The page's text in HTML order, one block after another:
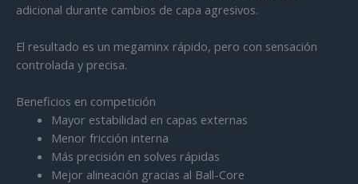
adicional durante cambios de capa agresivos.
El resultado es un megaminx rápido, pero con sensación
controlada y precisa.
Beneficios en competición
Mayor estabilidad en capas externas
Menor fricción interna
Más precisión en solves rápidas
Mejor alineación gracias al Ball-Core